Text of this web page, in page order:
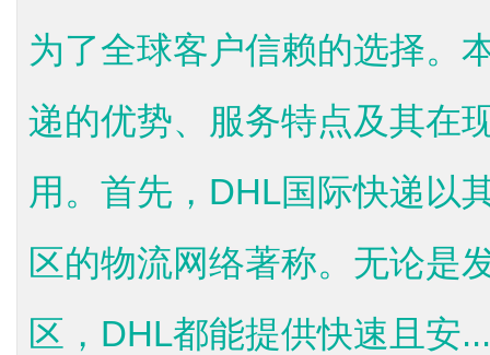
为了全球客户信赖的选择。
递的优势、服务特点及其在
用。首先，DHL国际快递以
区的物流网络著称。无论是
区，DHL都能提供快速且安...